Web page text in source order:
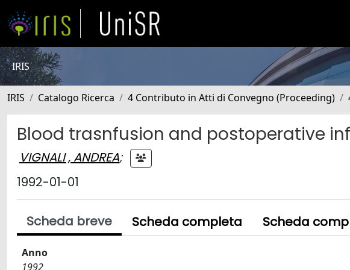
IRIS
IRIS Catalogo Ricerca 4 Contributo in Atti di Convegno (Proceeding)
Blood trasnfusion and postoperative
VIGNALI , ANDREA;
1992-01-01
Scheda breve Scheda completa Scheda
Anno
1992